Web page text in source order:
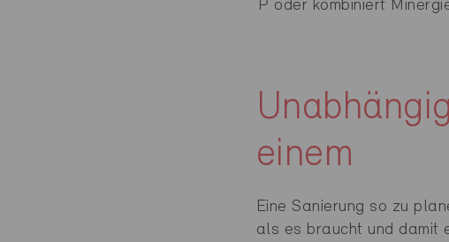
P oder kombiniert
einem
Eine Sanierung so zu
als es braucht und damit